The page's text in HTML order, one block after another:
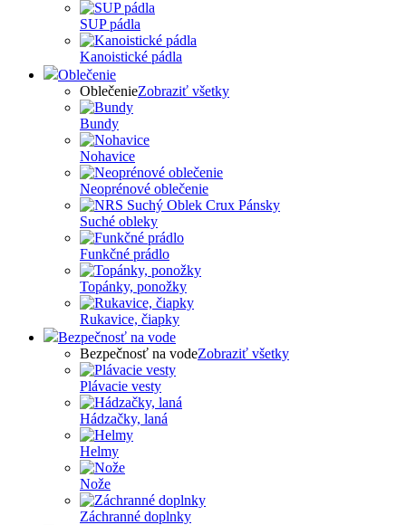
SUP pádla
Kanoistické pádla
Oblečenie
OblečenieZobraziť všetky
Bundy
Nohavice
Neoprénové oblečenie
Suché obleky
Funkčné prádlo
Topánky, ponožky
Rukavice, čiapky
Bezpečnosť na vode
Bezpečnosť na vodeZobraziť všetky
Plávacie vesty
Hádzačky, laná
Helmy
Nože
Záchranné doplnky